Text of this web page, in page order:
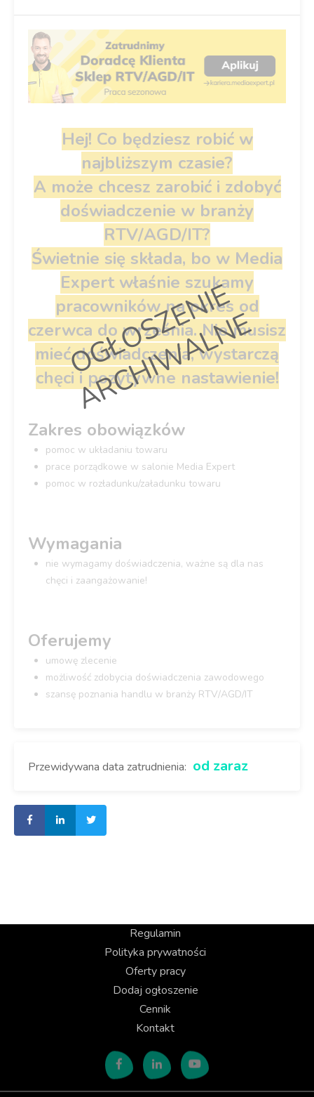
O
G
Ł
O
S
Z
E
N
I
E
A
R
C
H
I
W
A
L
N
E
Hej! Co będziesz robić w
najbliższym czasie?
A może chcesz zarobić i zdobyć
doświadczenie w branży
RTV/AGD/IT?
Świetnie się składa, bo w Media
Expert właśnie szukamy
pracownikówna okres od
czerwca do września. Nie musisz
mieć doświadczenia, wystarczą
chęci i pozytywne nastawienie!
Zakres obowiązków
pomoc w układaniu towaru
prace porządkowe w salonie Media Expert
pomoc w rozładunku/załadunku towaru
Wymagania
nie wymagamy doświadczenia, ważne są dla nas
chęci i zaangażowanie!
Oferujemy
umowę zlecenie
możliwość zdobycia doświadczenia zawodowego
szansę poznania handlu w branży RTV/AGD/IT
Przewidywana data zatrudnienia: od zaraz
Regulamin
Polityka prywatności
Oferty pracy
Dodaj ogłoszenie
Cennik
Kontakt